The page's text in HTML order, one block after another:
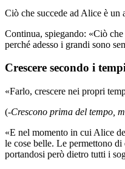
Ciò che succede ad Alice è un
Continua, spiegando: «Ciò
perché adesso i grandi sono
Crescere secondo i
«Farlo, crescere nei propri
(-Crescono prima del tempo,
«E nel momento in cui Alice
le cose belle. Le permettono di
portandosi però dietro tutti i